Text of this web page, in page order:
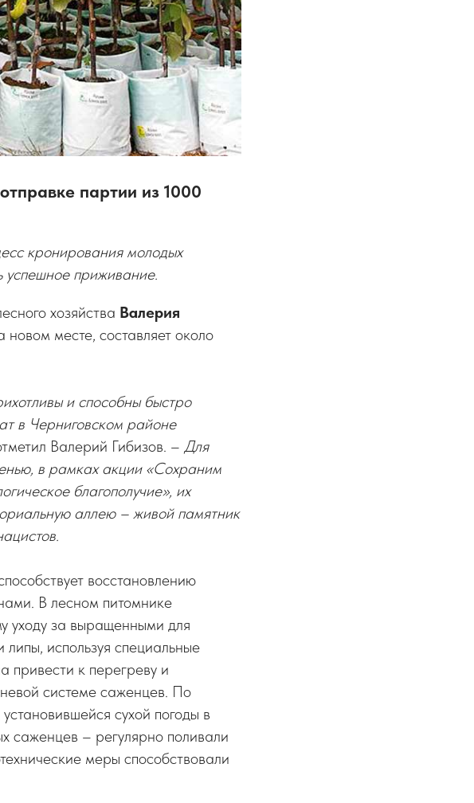
партии из 1000
кронирования молодых
успешное приживание.
хозяйства Валерия
новом месте, составляет около
и способны быстро
в Черниговском районе
Валерий Гибизов. – Для
в рамках акции «Сохраним
благополучие», их
аллею – живой памятник
восстановлению
В лесном питомнике
уходу за выращенными для
используя специальные
привести к перегреву и
системе саженцев. По
сухой погоды в
саженцев – регулярно поливали
меры способствовали